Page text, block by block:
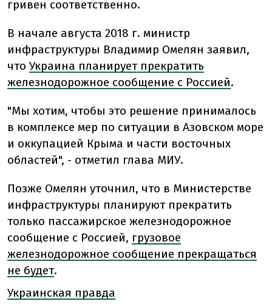
гривен соответственно.
В начале августа 2018 г. министр
инфраструктуры Владимир Омелян заявил,
что Украина планирует прекратить
железнодорожное сообщение с Россией.
"Мы хотим, чтобы это решение принималось
в комплексе мер по ситуации в Азовском море
и оккупацией Крыма и части восточных
областей", - отметил глава МИУ.
Позже Омелян уточнил, что в Министерстве
инфраструктуры планируют прекратить
только пассажирское железнодорожное
сообщение с Россией, грузовое
железнодорожное сообщение прекращаться
не будет.
Украинская правда